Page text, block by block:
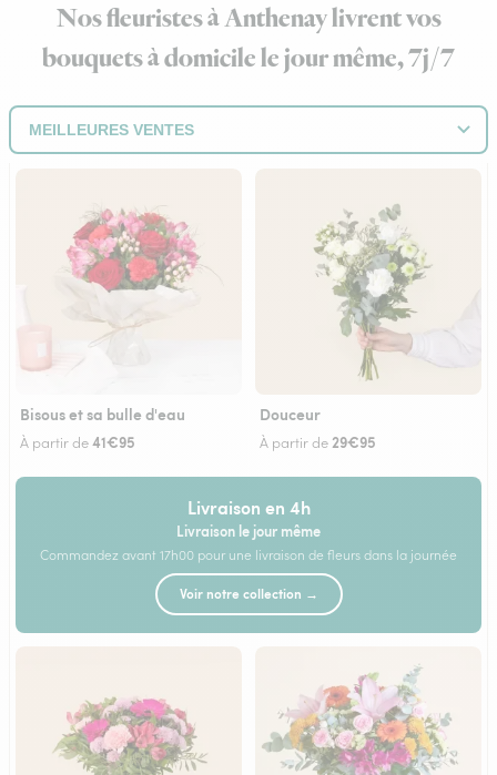
Nos fleuristes à Anthenay livrent vos
bouquets à domicile le jour même, 7j/7
Bisous et sa bulle d'eau
À partir de41€95
Douceur
À partir de 29€95
Livraison en 4h
Livraison le jour même
Commandez avant 17h00 pour une livraison de fleurs dans la journée
Voir notre collection →